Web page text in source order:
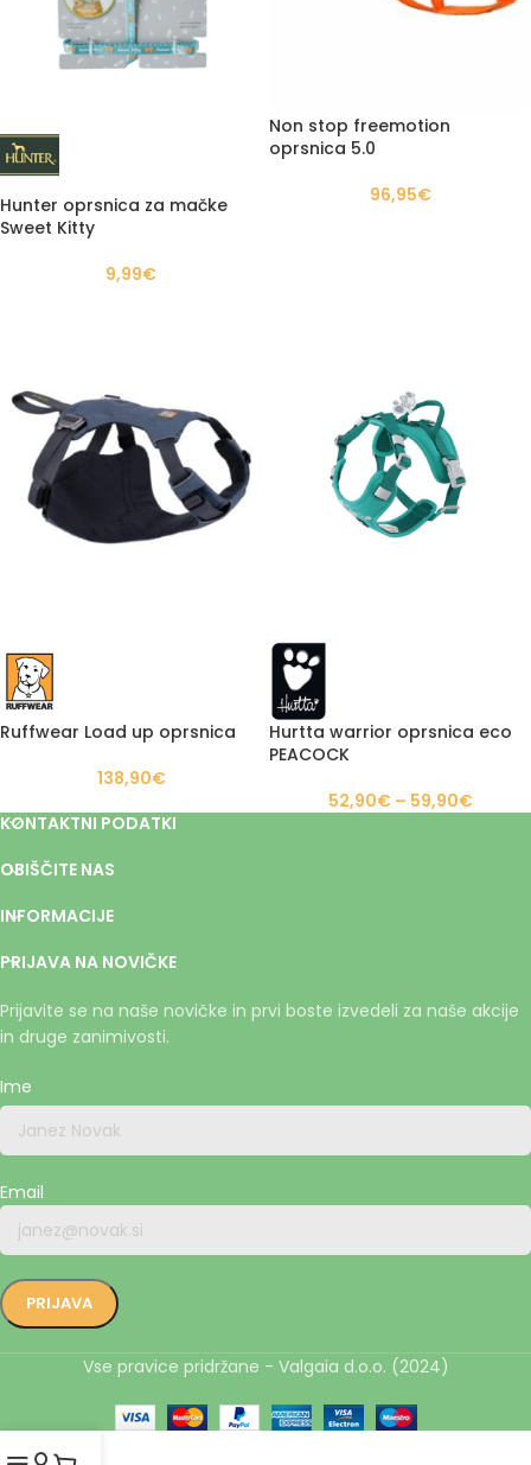
Hunter oprsnica za mačke
Sweet Kitty
9,99€
Non stop freemotion
oprsnica 5.0
96,95€
Ruffwear Load up oprsnica
138,90€
Hurtta warrior oprsnica eco
PEACOCK
52,90€ – 59,90€
KONTAKTNI PODATKI
OBIŠČITE NAS
INFORMACIJE
PRIJAVA NA NOVIČKE
Prijavite se na naše novičke in prvi boste izvedeli za naše akcije
in druge zanimivosti.
Ime
Email
Vse pravice pridržane - Valgaia d.o.o. (2024)